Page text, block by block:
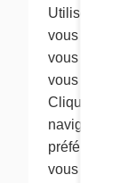
Utilisez les
vous ne
vous
vous
Cliquez
navigateur
vous